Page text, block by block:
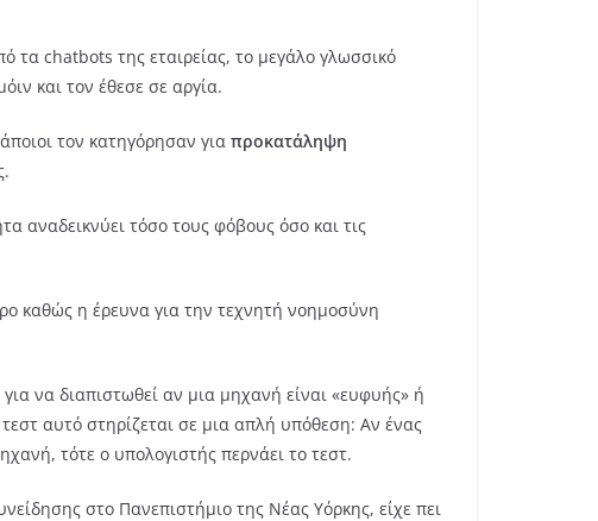
τα chatbots της εταιρείας, το μεγάλο γλωσσικό
και τον έθεσε σε αργία.
τον κατηγόρησαν για προκατάληψη
αναδεικνύει τόσο τους φόβους όσο και τις
καθώς η έρευνα για την τεχνητή νοημοσύνη
να διαπιστωθεί αν μια μηχανή είναι «ευφυής» ή
αυτό στηρίζεται σε μια απλή υπόθεση: Αν ένας
τότε ο υπολογιστής περνάει το τεστ.
στο Πανεπιστήμιο της Νέας Υόρκης, είχε πει